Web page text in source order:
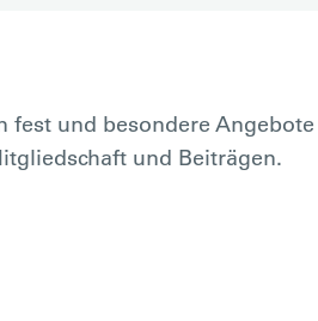
fest und besondere Angebote
und Beiträgen.